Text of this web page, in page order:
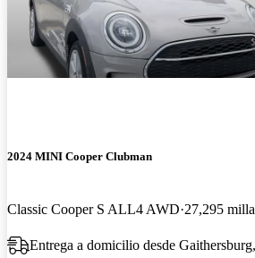
2024 MINI Cooper Clubman
Classic Cooper S ALL4 AWD 27,295
Entrega a domicilio desde